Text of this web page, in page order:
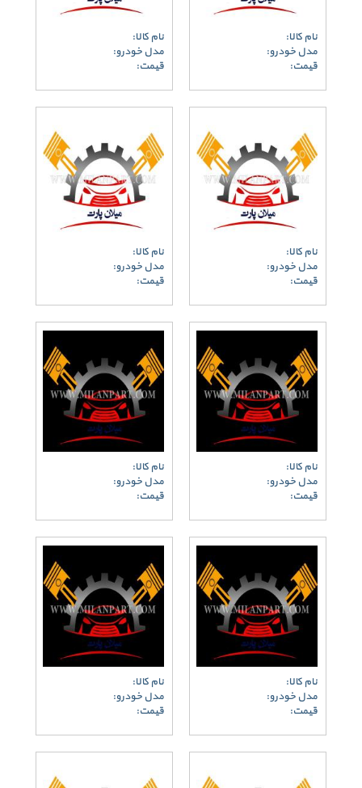
نام کالا:
مدل خودرو:
قیمت:
نام کالا:
مدل خودرو:
قیمت:
نام کالا:
مدل خودرو:
قیمت:
نام کالا:
مدل خودرو:
قیمت:
نام کالا:
مدل خودرو:
قیمت:
نام کالا:
مدل خودرو:
قیمت:
نام کالا:
مدل خودرو:
قیمت:
نام کالا:
مدل خودرو:
قیمت: